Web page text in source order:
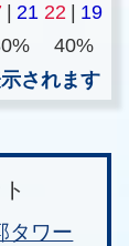
21 22
19
40%
されます
タワー